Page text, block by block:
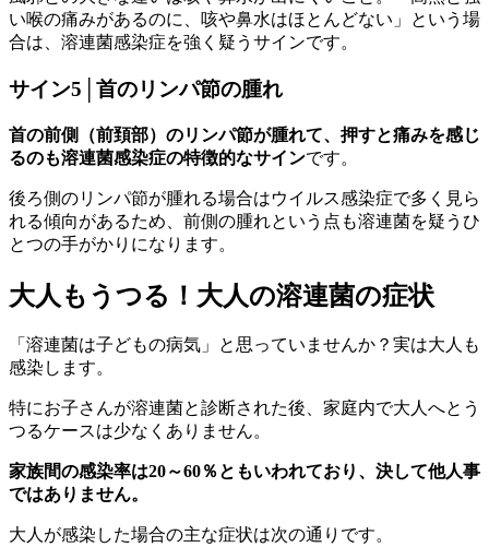
い喉の痛みがあるのに、咳や鼻水はほとんどない」という場
合は、溶連菌感染症を強く疑うサインです。
サイン5│首のリンパ節の腫れ
首の前側（前頚部）のリンパ節が腫れて、押すと痛みを感じ
るのも溶連菌感染症の特徴的なサインです。
後ろ側のリンパ節が腫れる場合はウイルス感染症で多く見ら
れる傾向があるため、前側の腫れという点も溶連菌を疑うひ
とつの手がかりになります。
大人もうつる！大人の溶連菌の症状
「溶連菌は子どもの病気」と思っていませんか？実は大人も
感染します。
特にお子さんが溶連菌と診断された後、家庭内で大人へとう
つるケースは少なくありません。
家族間の感染率は20～60％ともいわれており、決して他人事
ではありません。
大人が感染した場合の主な症状は次の通りです。